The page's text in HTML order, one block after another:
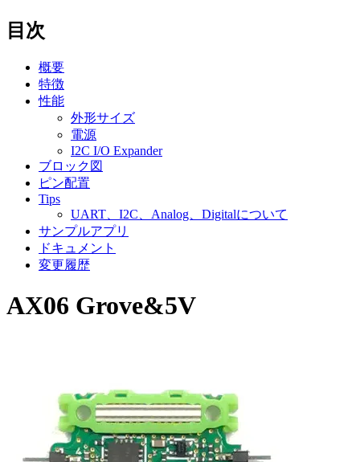
目次
概要
特徴
性能
外形サイズ
電源
I2C I/O Expander
ブロック図
ピン配置
Tips
UART、I2C、Analog、Digitalについて
サンプルアプリ
ドキュメント
変更履歴
AX06 Grove&5V